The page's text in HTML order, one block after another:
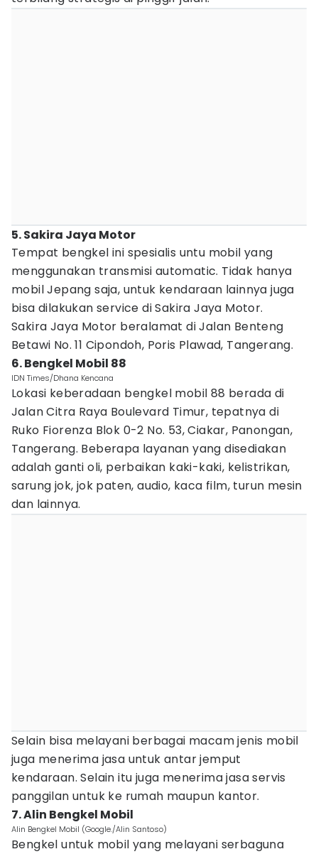
5. Sakira Jaya Motor
Tempat bengkel ini spesialis untu mobil yang
menggunakan transmisi automatic. Tidak hanya
mobil Jepang saja, untuk kendaraan lainnya juga
bisa dilakukan service di Sakira Jaya Motor.
Sakira Jaya Motor beralamat di Jalan Benteng
Betawi No. 11 Cipondoh, Poris Plawad, Tangerang.
6. Bengkel Mobil 88
IDN Times/Dhana Kencana
Lokasi keberadaan bengkel mobil 88 berada di
Jalan Citra Raya Boulevard Timur, tepatnya di
Ruko Fiorenza Blok 0-2 No. 53, Ciakar, Panongan,
Tangerang. Beberapa layanan yang disediakan
adalah ganti oli, perbaikan kaki-kaki, kelistrikan,
sarung jok, jok paten, audio, kaca film, turun mesin
dan lainnya.
Selain bisa melayani berbagai macam jenis mobil
juga menerima jasa untuk antar jemput
kendaraan. Selain itu juga menerima jasa servis
panggilan untuk ke rumah maupun kantor.
7. Alin Bengkel Mobil
Alin Bengkel Mobil (Google./Alin Santoso)
Bengkel untuk mobil yang melayani serbaguna